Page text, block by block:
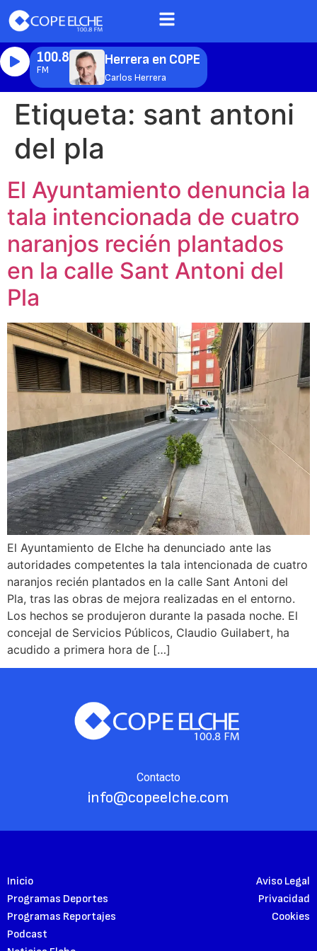
100.8
FM
Herrera en COPE
Carlos Herrera
Etiqueta: sant antoni
del pla
El Ayuntamiento denuncia la
tala intencionada de cuatro
naranjos recién plantados
en la calle Sant Antoni del
Pla
El Ayuntamiento de Elche ha denunciado ante las
autoridades competentes la tala intencionada de cuatro
naranjos recién plantados en la calle Sant Antoni del
Pla, tras las obras de mejora realizadas en el entorno.
Los hechos se produjeron durante la pasada noche. El
concejal de Servicios Públicos, Claudio Guilabert, ha
acudido a primera hora de […]
Contacto
info@copeelche.com
Inicio
Programas Deportes
Programas Reportajes
Podcast
Aviso Legal
Privacidad
Cookies